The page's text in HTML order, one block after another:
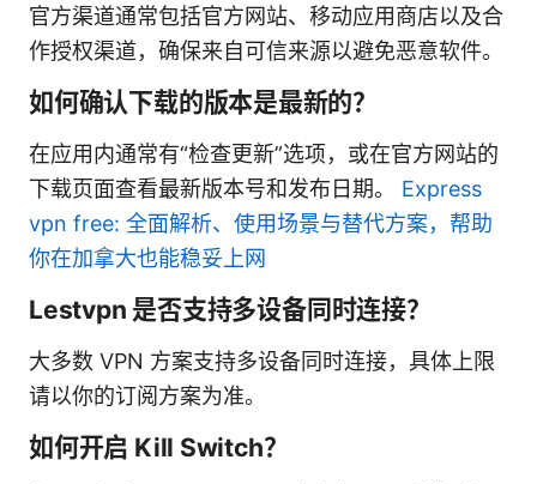
官方渠道通常包括官方网站、移动应用商店以及合
作授权渠道，确保来自可信来源以避免恶意软件。
如何确认下载的版本是最新的？
在应用内通常有“检查更新”选项，或在官方网站的
下载页面查看最新版本号和发布日期。 Express
vpn free: 全面解析、使用场景与替代方案，帮助
你在加拿大也能稳妥上网
Lestvpn 是否支持多设备同时连接？
大多数 VPN 方案支持多设备同时连接，具体上限
请以你的订阅方案为准。
如何开启 Kill Switch？